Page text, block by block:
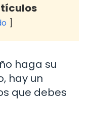
haga su
hay un
que debes